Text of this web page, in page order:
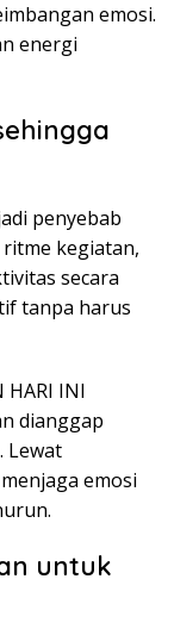
emosi.
energi
penyebab
kegiatan,
secara
tanpa harus
HARI INI
dianggap
Lewat
emosi
untuk